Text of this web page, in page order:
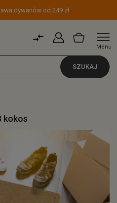
dywanów od 249 zł
Menu
SZUKAJ
kokos